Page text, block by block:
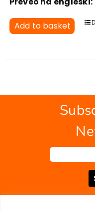
Add to basket